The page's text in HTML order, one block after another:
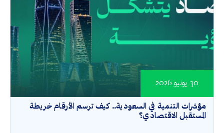
مؤشرات التنمية في السعودية.. كيف ترسم الأرقام خريطة
المستقبل الاقتصادي؟
30 يونيو 2026